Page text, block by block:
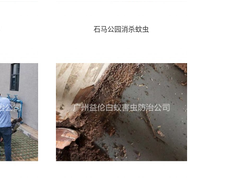
石马公园消杀蚊虫